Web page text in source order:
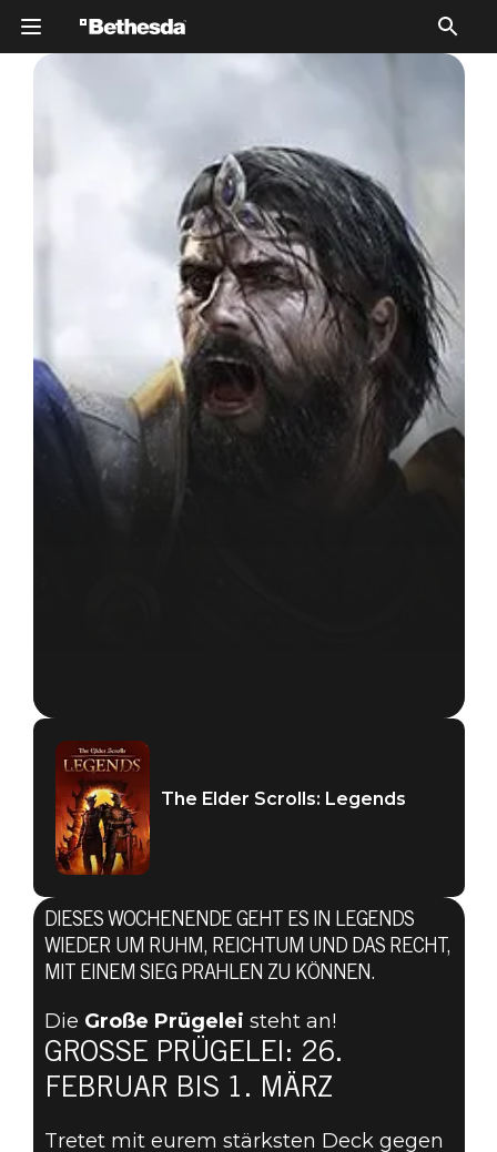
The Elder Scrolls: Legends
KÄMPFT AM 26.
FEBRUAR IN
The Elder Scrolls: Legends
DIESES WOCHENENDE GEHT ES IN LEGENDS
WIEDER UM RUHM, REICHTUM UND DAS RECHT,
MIT EINEM SIEG PRAHLEN ZU KÖNNEN.
Die Große Prügelei steht an!
GROSSE PRÜGELEI: 26. F
EBRUAR BIS 1. MÄRZ
Tretet mit eurem stärksten Deck gegen